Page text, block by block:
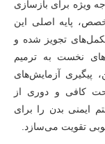
ویژه برای بازسازی
پایه اصلی این
تجویز شده و
نخست به ترمیم
پیگیری آزمایش‌های
کافی و دوری از
ایمنی بدن را برای
تقویت می‌سازد.